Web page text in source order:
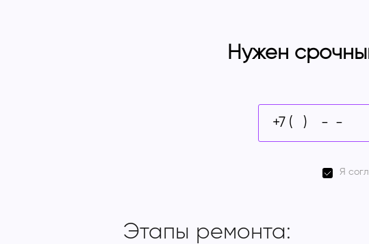
Нужен
Я
Этапы ремонта: